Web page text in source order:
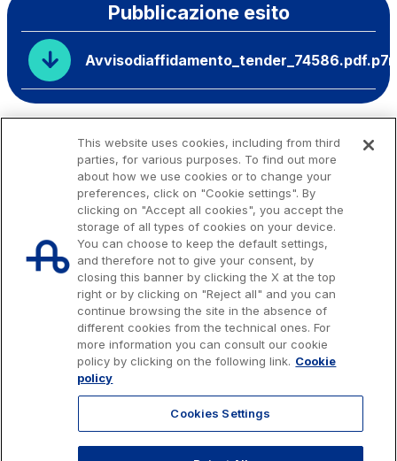
Pubblicazione esito
Issued capital € 622.027.000,00, fully paid-up.
Tax code, VAT number and Rome Companies' Register no. 07516911000
© 2026 Autostrade per l'Italia Spa, All rights reserved
803.111 info@autostrade.it
This website uses cookies, including from third
parties, for various purposes. To find out more
about how we use cookies or to change your
preferences, click on "Cookie settings". By
clicking on "Accept all cookies", you accept the
storage of all types of cookies on your device.
You can choose to keep the default settings,
and therefore not to give your consent, by
closing this banner by clicking the X at the top
right or by clicking on "Reject all" and you can
continue browsing the site in the absence of
different cookies from the technical ones. For
more information you can consult our cookie
policy by clicking on the following link. Cookie
policy
Cookies Settings